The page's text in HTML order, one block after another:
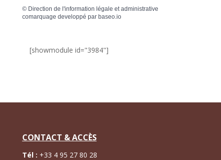
© Direction de l'information légale et administrative
comarquage developpé par baseo.io
[showmodule id="3984"]
CONTACT & ACCÈS
Tél : +33 4 95 27 80 28